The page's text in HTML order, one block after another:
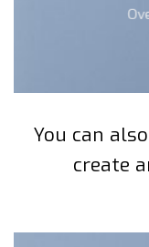
You can also
create